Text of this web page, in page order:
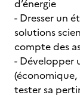
d’énergie
- Dresser un
solutions
compte des
- Développer
tester sa